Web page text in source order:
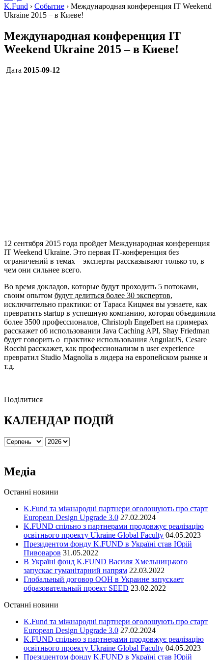
K.Fund › Событие › Международная конференция IT Weekend
Ukraine 2015 – в Киеве!
Международная конференция IT
Weekend Ukraine 2015 – в Киеве!
Дата 2015-09-12
12 сентября 2015 года пройдет Международная конференция
IT Weekend Ukraine. Это первая ІТ-конференция без
ограничений в темах – эксперты рассказывают только то, в
чем они сильнее всего.
Во время докладов, которые будут проходить 5 потоками,
своим опытом будут делиться более 30 экспертов,
исключительно практики: от Тараса Кицмея вы узнаете, как
превратить startup в успешную компанию, которая объединила
более 3500 профессионалов, Christoph Engelbert на примерах
расскажет об использовании Java Caching API, Shay Friedman
будет говорить о практике использования AngularJS, Cesare
Rocchi расскажет, как профессионализм в user experience
превратил Studio Magnolia в лидера на европейском рынке и
т.д.
Поділитися
КАЛЕНДАР ПОДІЙ
Медіа
Останні новини
K.Fund та міжнародні партнери оголошують про старт
European Design Upgrade 3.0 27.02.2024
K.FUND спільно з партнерами продовжує реалізацію
освітнього проекту Ukraine Global Faculty 04.05.2023
Президентом фонду K.FUND в Україні став Юрій
Пивоваров 31.05.2022
В Україні фонд K.FUND Василя Хмельницького
запускає гуманітарний напрям 22.03.2022
Глобальный договор ООН в Украине запускает
образовательный проект SEED 23.02.2022
Останні новини
K.Fund та міжнародні партнери оголошують про старт
European Design Upgrade 3.0 27.02.2024
K.FUND спільно з партнерами продовжує реалізацію
освітнього проекту Ukraine Global Faculty 04.05.2023
Президентом фонду K.FUND в Україні став Юрій